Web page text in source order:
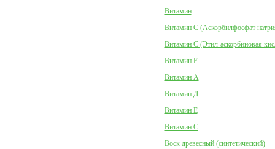
Витамин
Витамин C (Аскорбилфосфат
Витамин C (Этил-аскорбиновая
Витамин F
Витамин А
Витамин Д
Витамин Е
Витамин С
Воск древесный (синтетический)